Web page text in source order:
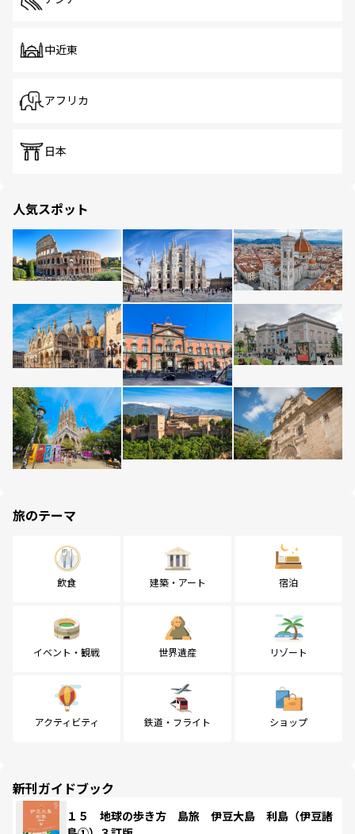
中近東
アフリカ
日本
人気スポット
旅のテーマ
飲食 建築・アート 宿泊
イベント・観戦 世界遺産 リゾート
アクティビティ 鉄道・フライト ショップ
新刊ガイドブック
１５ 地球の歩き方 島旅 伊豆大島 利島（伊豆諸